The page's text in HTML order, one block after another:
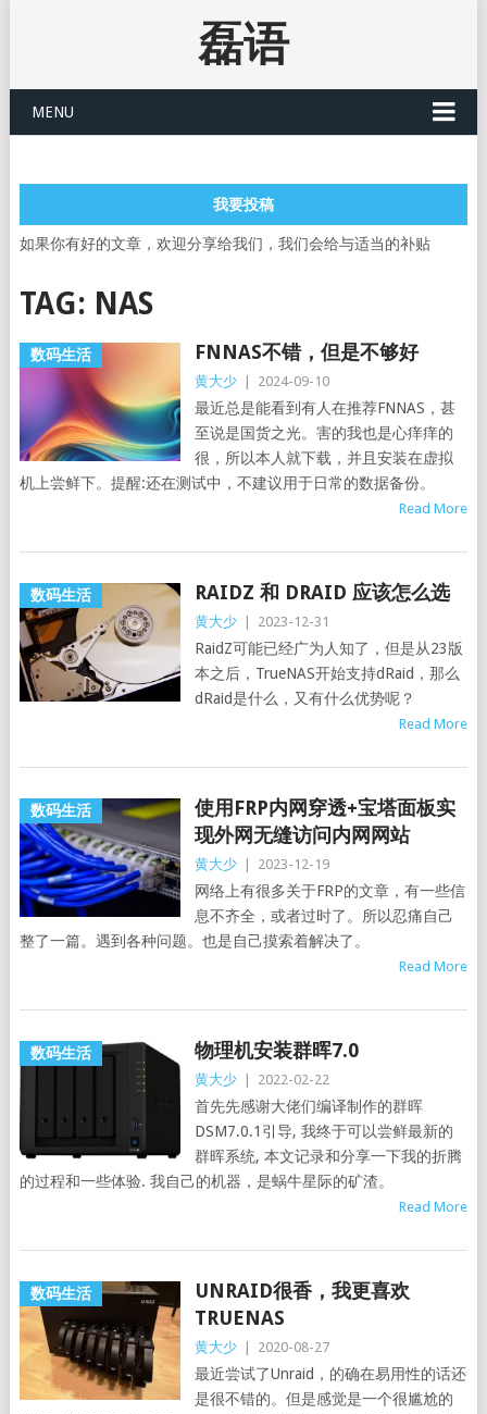
磊语
MENU
我要投稿
如果你有好的文章，欢迎分享给我们，我们会给与适当的补贴
TAG: NAS
数码生活 FNNAS不错，但是不够好
黄大少 2024-09-10
最近总是能看到有人在推荐FNNAS，甚
至说是国货之光。害的我也是心痒痒的
很，所以本人就下载，并且安装在虚拟
机上尝鲜下。提醒:还在测试中，不建议用于日常的数据备份。
Read More
数码生活 RAIDZ 和 DRAID 应该怎么选
黄大少 2023-12-31
RaidZ可能已经广为人知了，但是从23版
本之后，TrueNAS开始支持dRaid，那么
dRaid是什么，又有什么优势呢？
Read More
数码生活
使用FRP内网穿透+宝塔面板实
现外网无缝访问内网网站
黄大少 2023-12-19
网络上有很多关于FRP的文章，有一些信
息不齐全，或者过时了。所以忍痛自己
整了一篇。遇到各种问题。也是自己摸索着解决了。
Read More
数码生活 物理机安装群晖7.0
黄大少 2022-02-22
首先先感谢大佬们编译制作的群晖
DSM7.0.1引导, 我终于可以尝鲜最新的
群晖系统, 本文记录和分享一下我的折腾
的过程和一些体验. 我自己的机器，是蜗牛星际的矿渣。
Read More
数码生活
UNRAID很香，我更喜欢
TRUENAS
黄大少 2020-08-27
最近尝试了Unraid，的确在易用性的话还
是很不错的。但是感觉是一个很尴尬的